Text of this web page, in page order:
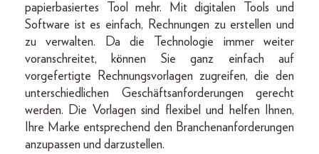
papierbasiertes Tool mehr. Mit digitalen Tools und
Software ist es einfach, Rechnungen zu erstellen und
zu verwalten. Da die Technologie immer weiter
voranschreitet, können Sie ganz einfach auf
vorgefertigte Rechnungsvorlagen zugreifen, die den
unterschiedlichen Geschäftsanforderungen gerecht
werden. Die Vorlagen sind flexibel und helfen Ihnen,
Ihre Marke entsprechend den Branchenanforderungen
anzupassen und darzustellen.